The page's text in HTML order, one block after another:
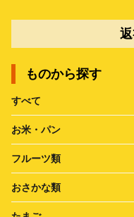
ものから探す
すべて
お米・パン
フルーツ類
おさかな類